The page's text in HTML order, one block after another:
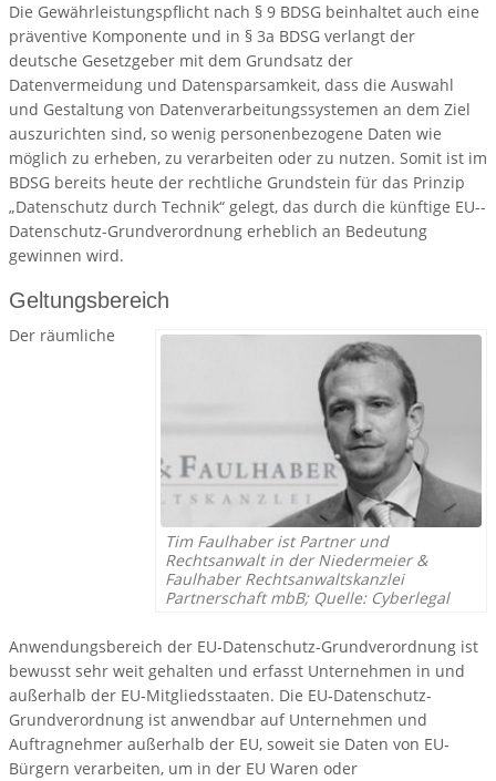
Die Gewährleistungspflicht nach § 9 BDSG beinhaltet auch eine
präventive Komponente und in § 3a BDSG verlangt der
deutsche Gesetzgeber mit dem Grundsatz der
Datenvermeidung und Datensparsamkeit, dass die Auswahl
und Gestaltung von Datenverarbeitungssystemen an dem Ziel
auszurichten sind, so wenig personenbezogene Daten wie
möglich zu erheben, zu verarbeiten oder zu nutzen. Somit ist im
BDSG bereits heute der rechtliche Grundstein für das Prinzip
„Datenschutz durch Technik“ gelegt, das durch die künftige EU-­
Datenschutz-­Grundverordnung erheblich an Bedeutung
gewinnen wird.
Geltungsbereich
Tim Faulhaber ist Partner und
Rechtsanwalt in der Niedermeier &
Faulhaber Rechtsanwaltskanzlei
Partnerschaft mbB; Quelle: Cyberlegal
Der räumliche
Anwendungsbereich der EU-­Datenschutz­-Grundverordnung ist
bewusst sehr weit gehalten und erfasst Unternehmen in und
außerhalb der EU‐Mitgliedsstaaten. Die EU‐Datenschutz-
Grundverordnung ist anwendbar auf Unternehmen und
Auftragnehmer außerhalb der EU, soweit sie Daten von EU‐
Bürgern verarbeiten, um in der EU Waren oder